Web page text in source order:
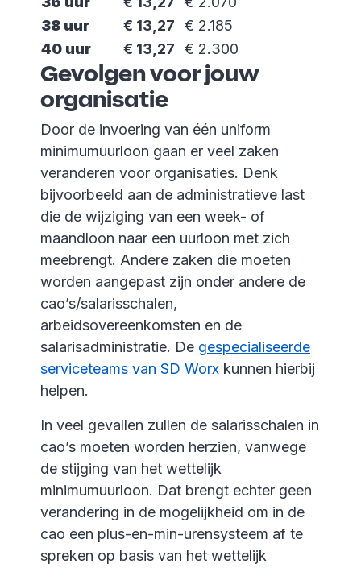
38 uur
€ 13,27
€ 2.185
40 uur
€ 13,27 € 2.300
Gevolgen voor jouw
organisatie
Door de invoering van één uniform
minimumuurloon gaan er veel zaken
veranderen voor organisaties. Denk
bijvoorbeeld aan de administratieve last
die de wijziging van een week- of
maandloon naar een uurloon met zich
meebrengt. Andere zaken die moeten
worden aangepast zijn onder andere de
cao’s/salarisschalen,
arbeidsovereenkomsten en de
salarisadministratie. De gespecialiseerde
serviceteams van SD Worx kunnen hierbij
helpen.
In veel gevallen zullen de salarisschalen in
cao’s moeten worden herzien, vanwege
de stijging van het wettelijk
minimumuurloon. Dat brengt echter geen
verandering in de mogelijkheid om in de
cao een plus-en-min-urensysteem af te
spreken op basis van het wettelijk